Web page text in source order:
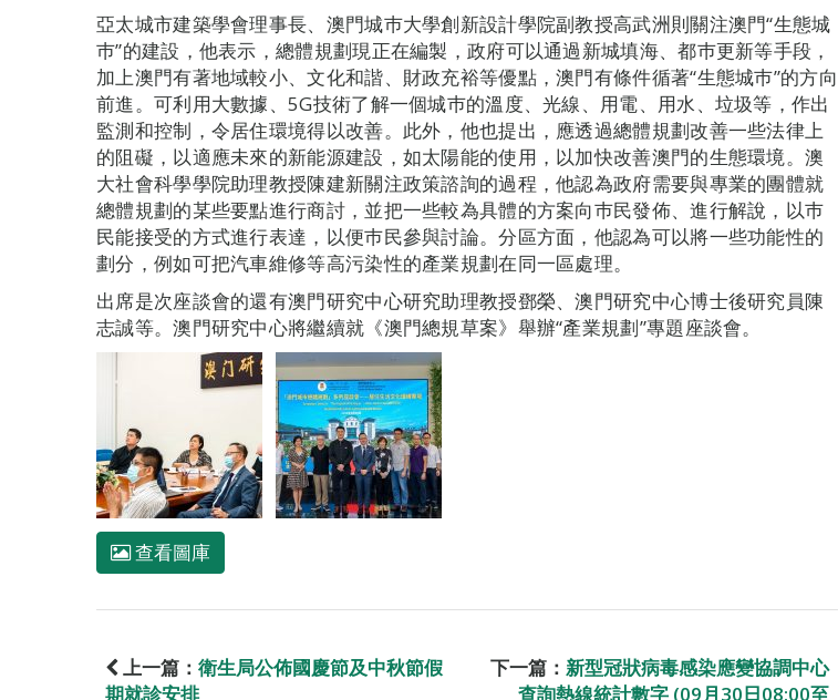
亞太城市建築學會理事長、澳門城巿大學創新設計學院副教授高武洲則關注澳門“生態城
巿”的建設，他表示，總體規劃現正在編製，政府可以通過新城填海、都巿更新等手段，
加上澳門有著地域較小、文化和諧、財政充裕等優點，澳門有條件循著“生態城巿”的方向
前進。可利用大數據、5G技術了解一個城巿的溫度、光線、用電、用水、垃圾等，作出
監測和控制，令居住環境得以改善。此外，他也提出，應透過總體規劃改善一些法律上
的阻礙，以適應未來的新能源建設，如太陽能的使用，以加快改善澳門的生態環境。澳
大社會科學學院助理教授陳建新關注政策諮詢的過程，他認為政府需要與專業的團體就
總體規劃的某些要點進行商討，並把一些較為具體的方案向巿民發佈、進行解說，以巿
民能接受的方式進行表達，以便巿民參與討論。分區方面，他認為可以將一些功能性的
劃分，例如可把汽車維修等高污染性的產業規劃在同一區處理。
出席是次座談會的還有澳門研究中心研究助理教授鄧榮、澳門研究中心博士後研究員陳
志誠等。澳門研究中心將繼續就《澳門總規草案》舉辦“產業規劃”專題座談會。
查看圖庫
上一篇： 衛生局公佈國慶節及中秋節假
期就診安排
下一篇： 新型冠狀病毒感染應變協調中心
查詢熱線統計數字 (09月30日08:00至